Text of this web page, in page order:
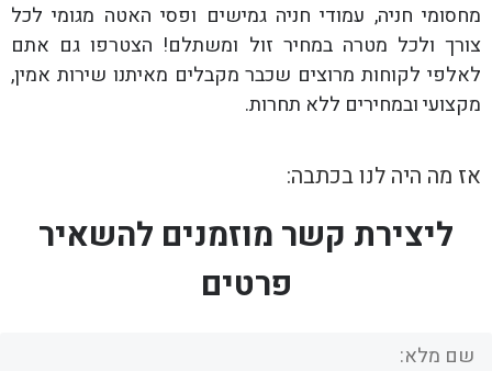
מחסומי חניה, עמודי חניה גמישים ופסי האטה מגומי לכל
צורך ולכל מטרה במחיר זול ומשתלם! הצטרפו גם אתם
לאלפי לקוחות מרוצים שכבר מקבלים מאיתנו שירות אמין,
מקצועי ובמחירים ללא תחרות.
אז מה היה לנו בכתבה:
ליצירת קשר מוזמנים להשאיר
פרטים